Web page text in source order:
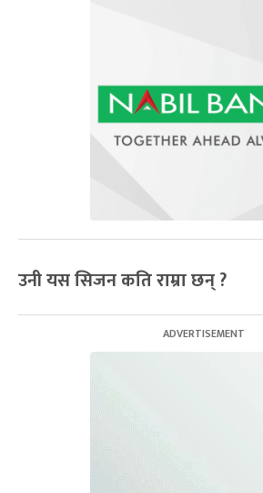
उनी यस सिजन कति राम्रा छन्?